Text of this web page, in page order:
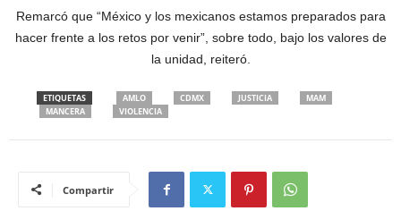
Remarcó que “México y los mexicanos estamos preparados para
hacer frente a los retos por venir”, sobre todo, bajo los valores de
la unidad, reiteró.
ETIQUETAS AMLO CDMX JUSTICIA
MAM
MANCERA
VIOLENCIA
Compartir